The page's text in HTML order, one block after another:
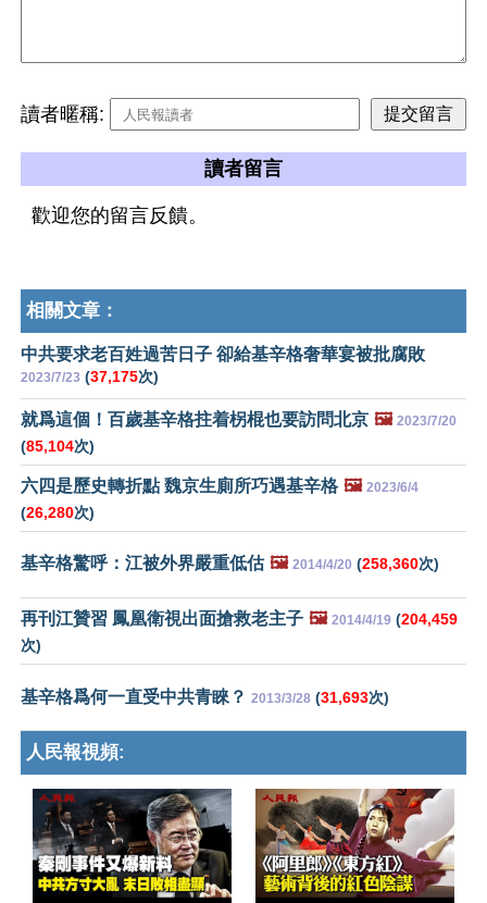
讀者暱稱:
讀者留言
歡迎您的留言反饋。
相關文章：
中共要求老百姓過苦日子 卻給基辛格奢華宴被批腐敗
2023/7/23 (37,175次)
就爲這個！百歲基辛格拄着柺棍也要訪問北京 🖼️ 2023/7/20
(85,104次)
六四是歷史轉折點 魏京生廁所巧遇基辛格 🖼️ 2023/6/4
(26,280次)
基辛格驚呼：江被外界嚴重低估 🖼️ 2014/4/20 (258,360次)
再刊江贊習 鳳凰衛視出面搶救老主子 🖼️ 2014/4/19 (204,459
次)
基辛格爲何一直受中共青睞？ 2013/3/28 (31,693次)
人民報視頻: